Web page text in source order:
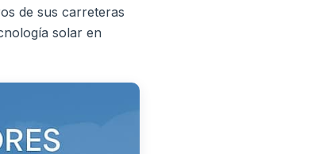
de sus carreteras
solar en